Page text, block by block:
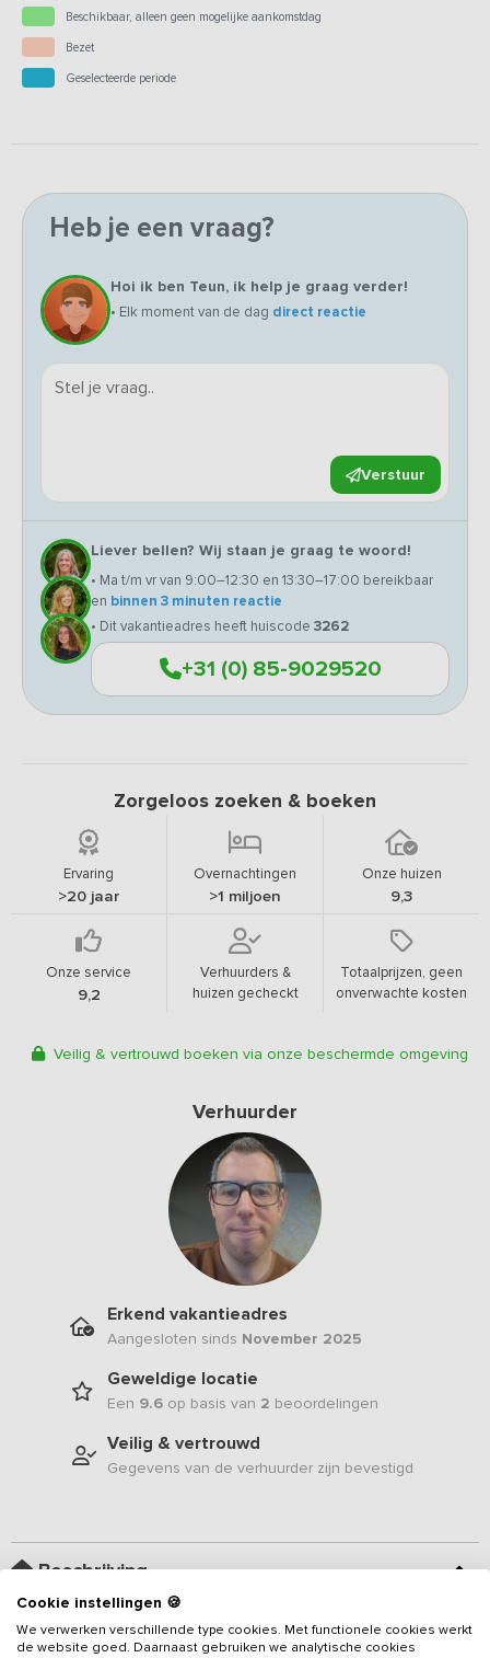
Beschikbaar, alleen geen mogelijke aankomstdag
Bezet
Geselecteerde periode
Heb je een vraag?
Hoi ik ben Teun, ik help je graag verder!
• Elk moment van de dag direct reactie
Verstuur
Liever bellen? Wij staan je graag te woord!
• Ma t/m vr van 9:00–12:30 en 13:30–17:00 bereikbaar
en binnen 3 minuten reactie
• Dit vakantieadres heeft huiscode 3262
+31 (0) 85-9029520
Zorgeloos zoeken & boeken
Ervaring
>20 jaar
Overnachtingen
>1 miljoen
Onze huizen
9,3
Onze service
9,2
Verhuurders &
huizen gecheckt
Totaalprijzen, geen
onverwachte kosten
Veilig & vertrouwd boeken via onze beschermde omgeving
Verhuurder
Erkend vakantieadres
Aangesloten sinds November 2025
Geweldige locatie
Een 9.6 op basis van 2 beoordelingen
Veilig & vertrouwd
Gegevens van de verhuurder zijn bevestigd
Beschrijving
In het noorden van Belgisch Limburg, omgeven door loofbossen,
heidevelden en kabbelende beekjes, ligt een ruime
Cookie instellingen 🍪
We verwerken verschillende type cookies. Met functionele cookies werkt
de website goed. Daarnaast gebruiken we analytische cookies